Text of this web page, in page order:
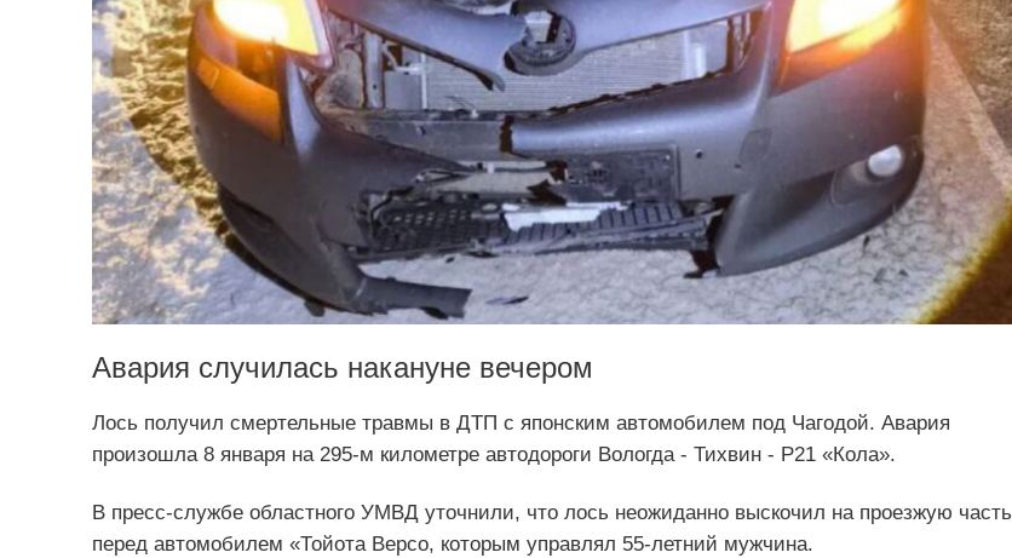
Авария случилась накануне вечером
Лось получил смертельные травмы в ДТП с японским автомобилем под Чагодой. Авария
произошла 8 января на 295-м километре автодороги Вологда - Тихвин - Р21 «Кола».
В пресс-службе областного УМВД уточнили, что лось неожиданно выскочил на проезжую часть
перед автомобилем «Тойота Версо, которым управлял 55-летний мужчина.